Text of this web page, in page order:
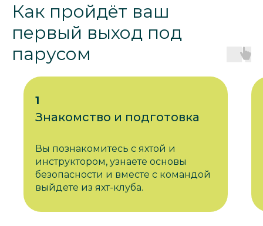
Как пройдёт ваш
первый выход под
парусом
1
Знакомство и подготовка
Вы познакомитесь с яхтой и
инструктором, узнаете основы
безопасности и вместе с командой
выйдете из яхт-клуба.